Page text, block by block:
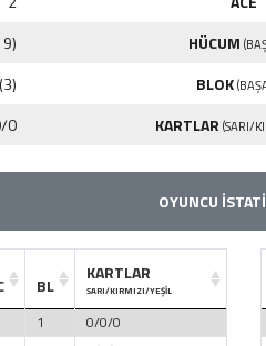
HÜCUM
BLOK
0
KARTLAR (SARI/
OYUNCU
BL
KARTLAR
SARI/KIRMIZI/YEŞİL
1
0/0/0